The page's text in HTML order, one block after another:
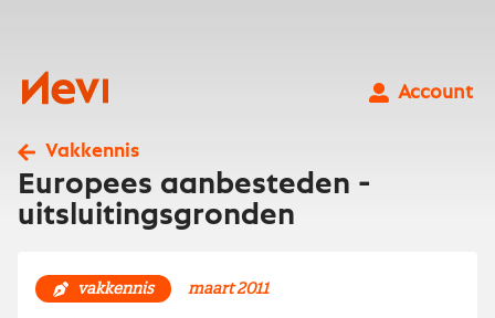
Nevi
Account
Vakkennis
Europees aanbesteden -
uitsluitingsgronden
vakkennis maart 2011